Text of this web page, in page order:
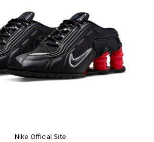
Nike Official Site